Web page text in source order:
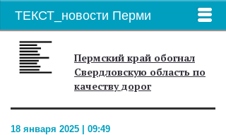
ТЕКСТ_новости Перми
Пермский край обогнал
Свердловскую область по
качеству дорог
18 января 2025 | 09:49